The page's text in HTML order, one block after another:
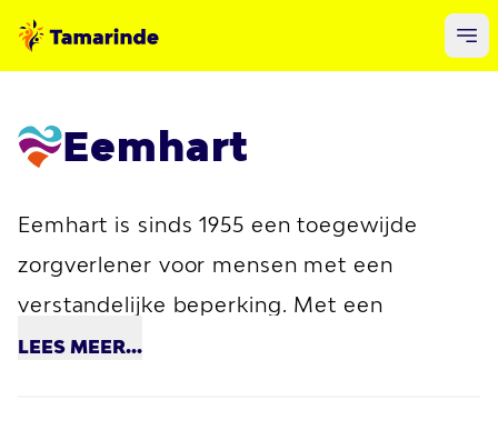
Eemhart
Eemhart is sinds 1955 een toegewijde
zorgverlener voor mensen met een
verstandelijke beperking. Met een
vooruitstrevende benadering en
LEES MEER...